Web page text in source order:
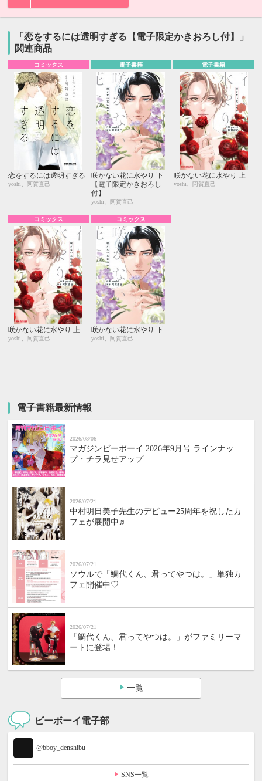
「恋をするには透明すぎる【電子限定かきおろし付】」
関連商品
コミックス
恋をするには透明すぎる
yoshi、阿賀直己
電子書籍
咲かない花に水やり 下
【電子限定かきおろし
付】
yoshi、阿賀直己
電子書籍
咲かない花に水やり 上
yoshi、阿賀直己
コミックス
咲かない花に水やり 上
yoshi、阿賀直己
コミックス
咲かない花に水やり 下
yoshi、阿賀直己
電子書籍最新情報
2026/08/06
マガジンビーボーイ 2026年9月号 ラインナッ
プ・チラ見せアップ
2026/07/21
中村明日美子先生のデビュー25周年を祝したカ
フェが展開中♬
2026/07/21
ソウルで「鯛代くん、君ってやつは。」単独カ
フェ開催中♡
2026/07/21
「鯛代くん、君ってやつは。」がファミリーマ
ートに登場！
一覧
ビーボーイ電子部
@bboy_denshibu
SNS一覧